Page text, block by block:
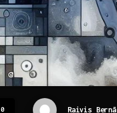
0 Raivis